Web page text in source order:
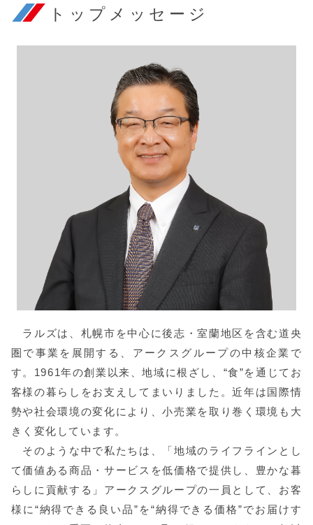
トップメッセージ
ラルズは、札幌市を中心に後志・室蘭地区を含む道央
圏で事業を展開する、アークスグループの中核企業で
す。1961年の創業以来、地域に根ざし、“食”を通じてお
客様の暮らしをお支えしてまいりました。近年は国際情
勢や社会環境の変化により、小売業を取り巻く環境も大
きく変化しています。
そのような中で私たちは、「地域のライフラインとし
て価値ある商品・サービスを低価格で提供し、豊かな暮
らしに貢献する」アークスグループの一員として、お客
様に“納得できる良い品”を“納得できる価格”でお届けす